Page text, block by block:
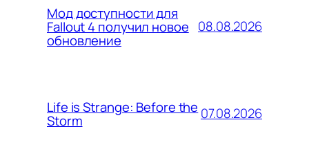
Мод доступности для
Fallout 4 получил новое
обновление
08.08.2026
Life is Strange: Before the
Storm 07.08.2026